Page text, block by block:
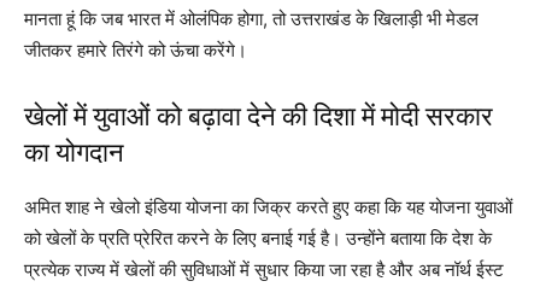
मानता हूं कि जब भारत में ओलंपिक होगा, तो उत्तराखंड के खिलाड़ी भी मेडल
जीतकर हमारे तिरंगे को ऊंचा करेंगे।
खेलों में युवाओं को बढ़ावा देने की दिशा में मोदी सरकार
का योगदान
अमित शाह ने खेलो इंडिया योजना का जिक्र करते हुए कहा कि यह योजना युवाओं
को खेलों के प्रति प्रेरित करने के लिए बनाई गई है। उन्होंने बताया कि देश के
प्रत्येक राज्य में खेलों की सुविधाओं में सुधार किया जा रहा है और अब नॉर्थ ईस्ट